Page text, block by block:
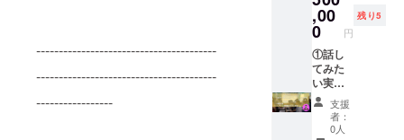
----------------------------------------
----------------------------------------
-----------------
お送り
しま
す。そ
の後
も、随
時、活
動を
メール
にてご
ション
しなが
ら、一
緒に
ミャン
マー留
学生の
成長を
見守
学金プ
ロジェ
クト」
実行委
員が運
営する
Facebo
okコ
ミュニ
ミャン
マー留
学生か
らのお
手紙
（2022
年4月
頃） ⑤
活動報
交流会
（2022
年6月頃
予定）
③成長
見守り
隊
Facebo
okコ
,00
0 円
残り5
①話し
てみた
い実行
委員メ
ンバー
と語る
支援
者：
0人